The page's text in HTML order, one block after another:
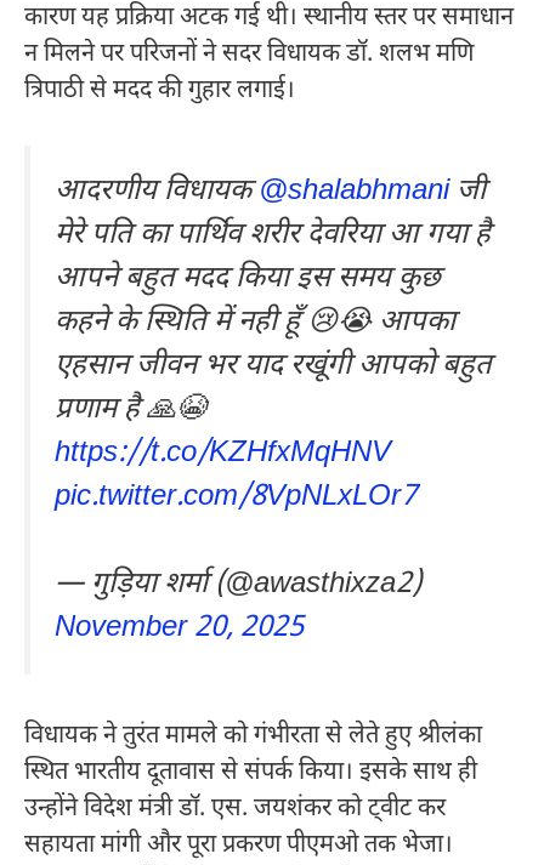
कारण यह प्रक्रिया अटक गई थी। स्थानीय स्तर पर समाधान
न मिलने पर परिजनों ने सदर विधायक डॉ. शलभ मणि
त्रिपाठी से मदद की गुहार लगाई।
आदरणीय विधायक@shalabhmaniजी
मेरे पति का पार्थिव शरीर देवरिया आ गया है
आपने बहुत मदद किया इस समय कुछ
कहने के स्थिति में नही हूँ 😢😭 आपका
एहसान जीवन भर याद रखूंगी आपको बहुत
प्रणाम है 🙏😭
https://t.co/KZHfxMqHNV
pic.twitter.com/8VpNLxLOr7
— गुड़िया शर्मा (@awasthixza2)
November 20, 2025
विधायक ने तुरंत मामले को गंभीरता से लेते हुए श्रीलंका
स्थित भारतीय दूतावास से संपर्क किया। इसके साथ ही
उन्होंने विदेश मंत्री डॉ. एस. जयशंकर को ट्वीट कर
सहायता मांगी और पूरा प्रकरण पीएमओ तक भेजा।